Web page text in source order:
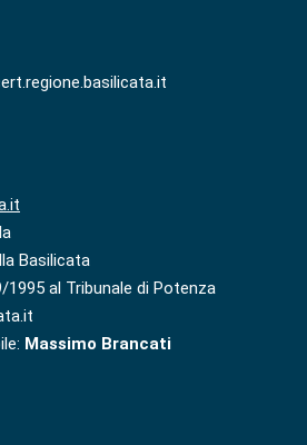
Basilicata
1995 al Tribunale di Potenza
Massimo Brancati